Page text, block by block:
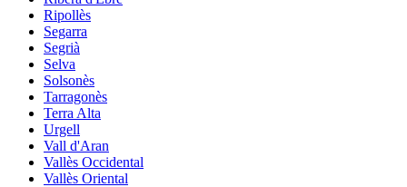
Ripollès
Segarra
Segrià
Selva
Solsonès
Tarragonès
Terra Alta
Urgell
Vall d'Aran
Vallès Occidental
Vallès Oriental